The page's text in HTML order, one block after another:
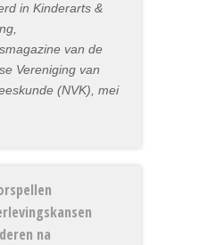
in Kinderarts &
van de
Vereniging van
(NVK), mei
na